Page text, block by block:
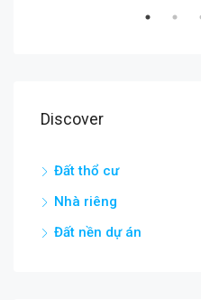
Discover
Đất thổ cư
Nhà riêng
Đất nền dự án